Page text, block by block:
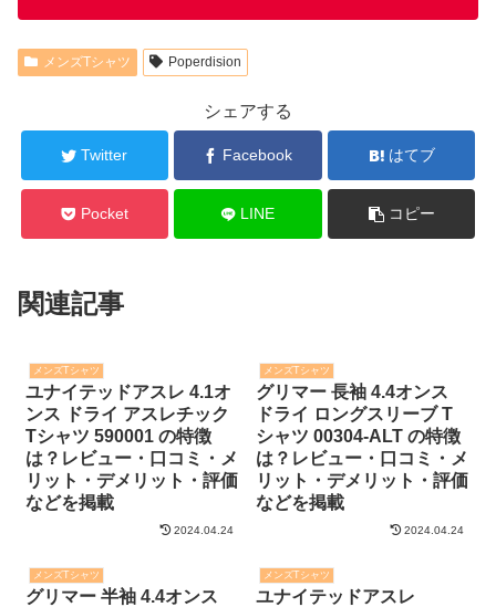
メンズTシャツ Poperdision
シェアする
Twitter Facebook はてブ
Pocket LINE コピー
関連記事
メンズTシャツ
ユナイテッドアスレ 4.1オ
ンス ドライ アスレチック
Tシャツ 590001 の特徴
は？レビュー・口コミ・メ
リット・デメリット・評価
などを掲載
2024.04.24
メンズTシャツ
グリマー 長袖 4.4オンス
ドライ ロングスリーブ T
シャツ 00304-ALT の特徴
は？レビュー・口コミ・メ
リット・デメリット・評価
などを掲載
2024.04.24
メンズTシャツ
グリマー 半袖 4.4オンス
メンズTシャツ
ユナイテッドアスレ